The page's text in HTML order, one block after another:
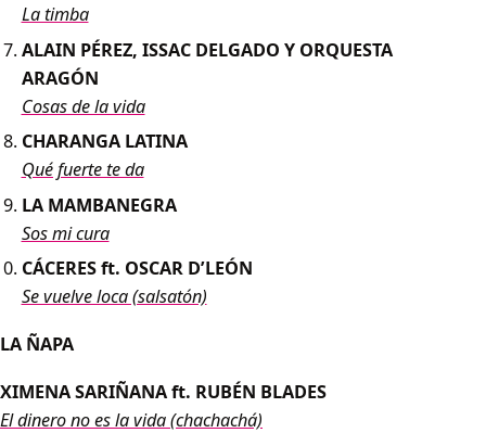
La timba
ALAIN PÉREZ, ISSAC DELGADO Y ORQUESTA
ARAGÓN
Cosas de la vida
CHARANGA LATINA
Qué fuerte te da
LA MAMBANEGRA
Sos mi cura
CÁCERES ft. OSCAR D’LEÓN
Se vuelve loca (salsatón)
LA ÑAPA
XIMENA SARIÑANA ft. RUBÉN BLADES
El dinero no es la vida (chachachá)